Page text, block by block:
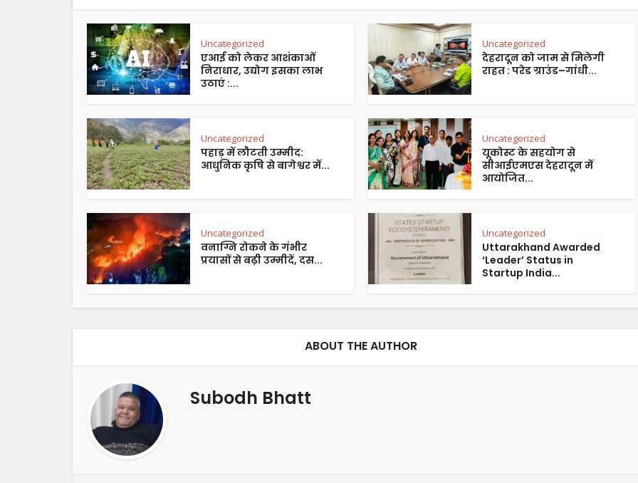
Uncategorized
एआई को लेकर आशंकाओं
निराधार, उद्योग इसका लाभ
उठाएं :...
Uncategorized
देहरादून को जाम से मिलेगी
राहत : परेड ग्राउंड–गांधी...
Uncategorized
पहाड़ में लौटती उम्मीद:
आधुनिक कृषि से बागेश्वर में...
Uncategorized
यूकोस्ट के सहयोग से
सीआईएमएस देहरादून में
आयोजित...
Uncategorized
वनाग्नि रोकने के गंभीर
प्रयासों से बढ़ी उम्मीदें, दस...
Uncategorized
Uttarakhand Awarded
‘Leader’ Status in
Startup India...
ABOUT THE AUTHOR
Subodh Bhatt